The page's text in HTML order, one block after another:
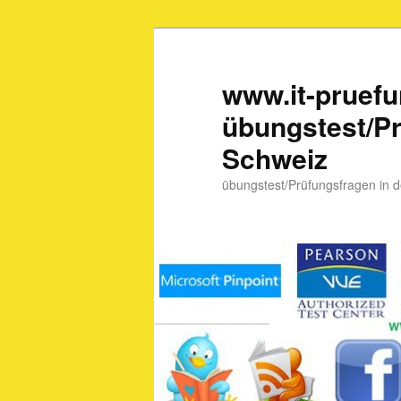
www.it-
übungstest/
Schweiz
übungstest/Prüfungsfragen in